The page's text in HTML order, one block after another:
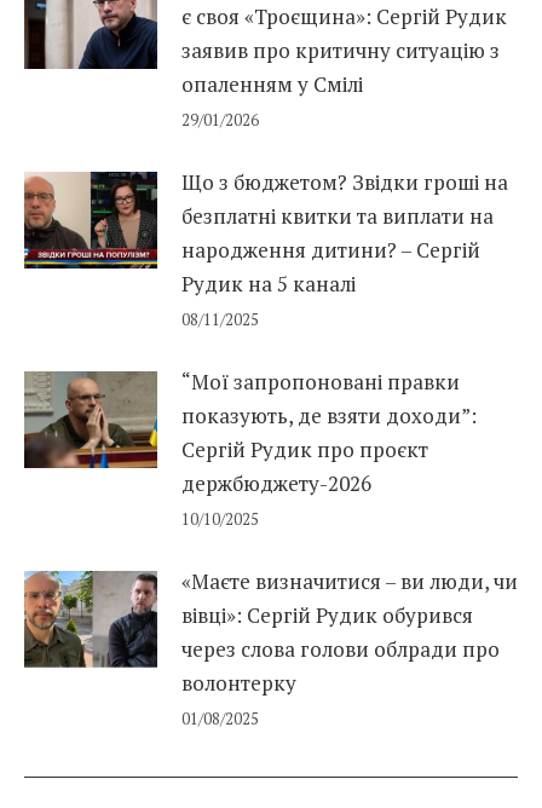
є своя «Троєщина»: Сергій Рудик
заявив про критичну ситуацію з
опаленням у Смілі
29/01/2026
Що з бюджетом? Звідки гроші на
безплатні квитки та виплати на
народження дитини? – Сергій
Рудик на 5 каналі
08/11/2025
“Мої запропоновані правки
показують, де взяти доходи”:
Сергій Рудик про проєкт
держбюджету-2026
10/10/2025
«Маєте визначитися – ви люди, чи
вівці»: Сергій Рудик обурився
через слова голови облради про
волонтерку
01/08/2025